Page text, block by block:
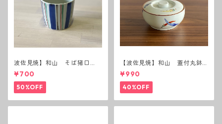
波佐見焼】和山 そば猪口
（十草）
¥700
50%OFF
【波佐見焼】和山 蓋付丸鉢
(唐辛子)
¥990
40%OFF